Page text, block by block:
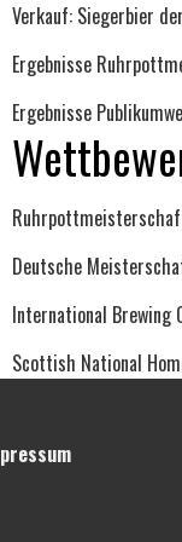
Verkauf: Siegerbier
Ergebnisse
Ergebnisse
Deutsche
International Brewing
Scottish National